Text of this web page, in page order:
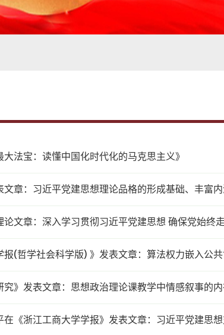
法宝：读懂中国化时代化的马克思主义》
文章：习近平党建思想理论品格的形成基础、丰富
文章：深入学习贯彻习近平党建思想 确保党始终
报(哲学社会科学版) 》发表文章：算法权力嵌入公
》发表文章：思想政治理论课教学中情感叙事的
《浙江工商大学学报》发表文章：习近平党建思